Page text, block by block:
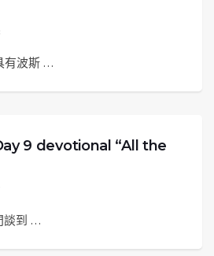
有波斯 …
9 devotional “All the
談到 …